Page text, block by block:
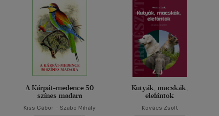
A Kárpát-medence 50
színes madara
Kiss Gábor - Szabó Mihály
Kutyák, macskák,
elefántok
Kovács Zsolt